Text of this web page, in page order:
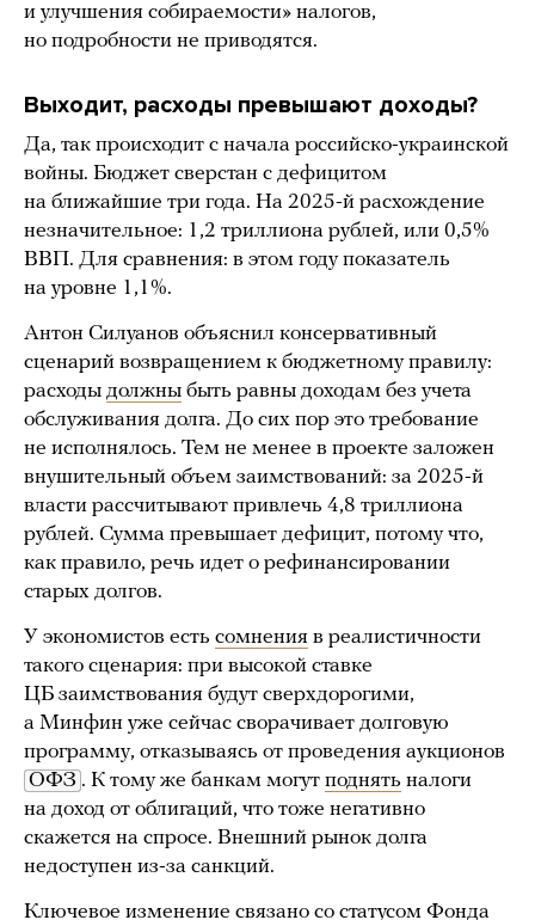
и улучшения собираемости» налогов,
но подробности не приводятся.
Выходит, расходы превышают доходы?
Да, так происходит с начала российско-украинской
войны. Бюджет сверстан с дефицитом
на ближайшие три года. На 2025-й расхождение
незначительное: 1,2 триллиона рублей, или 0,5%
ВВП. Для сравнения: в этом году показатель
на уровне 1,1%.
Антон Силуанов объяснил консервативный
сценарий возвращением к бюджетному правилу:
расходы должны быть равны доходам без учета
обслуживания долга. До сих пор это требование
не исполнялось. Тем не менее в проекте заложен
внушительный объем заимствований: за 2025-й
власти рассчитывают привлечь 4,8 триллиона
рублей. Сумма превышает дефицит, потому что,
как правило, речь идет о рефинансировании
старых долгов.
У экономистов есть сомнения в реалистичности
такого сценария: при высокой ставке
ЦБ заимствования будут сверхдорогими,
а Минфин уже сейчас сворачивает долговую
программу, отказываясь от проведения аукционов
ОФЗ . К тому же банкам могут поднять налоги
на доход от облигаций, что тоже негативно
скажется на спросе. Внешний рынок долга
недоступен из-за санкций.
Ключевое изменение связано со статусом Фонда